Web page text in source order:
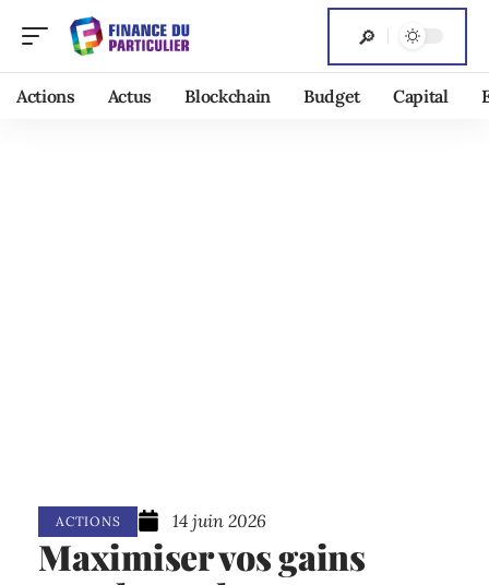
Actions Actus Blockchain Budget Capital
ACTIONS 14 juin 2026
Maximiser vos gains